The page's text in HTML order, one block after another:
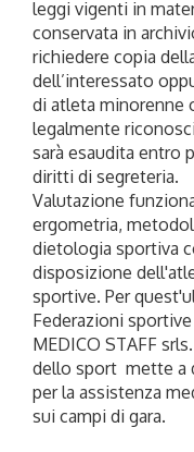
leggi vigenti in
conservata in
richiedere copia
dell’interessato
di atleta minorenne
legalmente
sarà esaudita entro
diritti di segreteria.
Valutazione
ergometria,
dietologia sportiva
disposizione
sportive. Per
Federazioni
MEDICO STAFF
dello sport mette a
per la assistenza
sui campi di gara.